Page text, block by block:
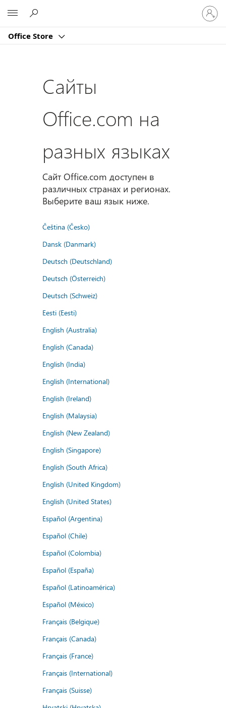
Office Store
в
Сайты
Office.com на
разных языках
Сайт Office.com доступен в
различных странах и регионах.
Выберите ваш язык ниже.
Čeština (Česko)
Dansk (Danmark)
Deutsch (Deutschland)
Deutsch (Österreich)
Deutsch (Schweiz)
Eesti (Eesti)
English (Australia)
English (Canada)
English (India)
English (International)
English (Ireland)
English (Malaysia)
English (New Zealand)
English (Singapore)
English (South Africa)
English (United Kingdom)
English (United States)
Español (Argentina)
Español (Chile)
Español (Colombia)
Español (España)
Español (Latinoamérica)
Español (México)
Français (Belgique)
Français (Canada)
Français (France)
Français (International)
Français (Suisse)